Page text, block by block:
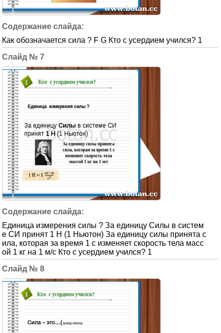
Как обозначается сила ? F G Кто с усердием учился? 1
7
Единица измерения силы ? За единицу Силы в систем
е СИ принят 1 Н (1 Ньютон) За единицу силы принята с
ила, которая за время 1 с изменяет скорость тела масс
ой 1 кг на 1 м/с Кто с усердием учился? 1
8